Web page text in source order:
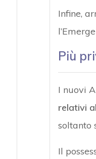
Infine,
Più
I nuovi
relativi
soltanto
Il